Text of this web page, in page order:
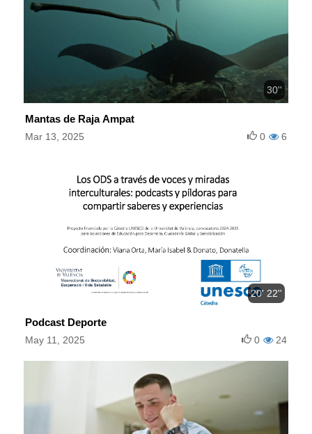
30''
Mantas de Raja Ampat
Mar 13, 2025 6
0
20' 22''
Podcast Deporte
May 11, 2025 24
0